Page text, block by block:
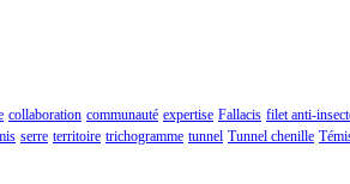
collaboration communauté expertise Fallacis filet anti-
serre territoire trichogramme tunnel Tunnel chenille